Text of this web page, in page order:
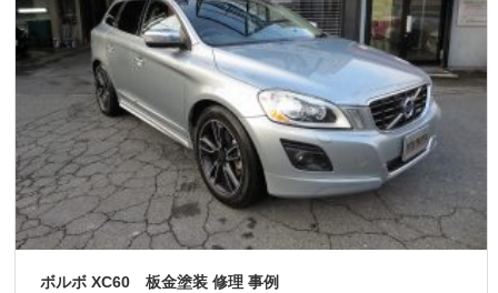
ボルボ XC60 板金塗装 修理 事例